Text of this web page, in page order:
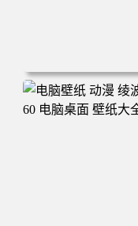
电脑壁纸 动漫 下雨
电脑桌面 壁纸大全